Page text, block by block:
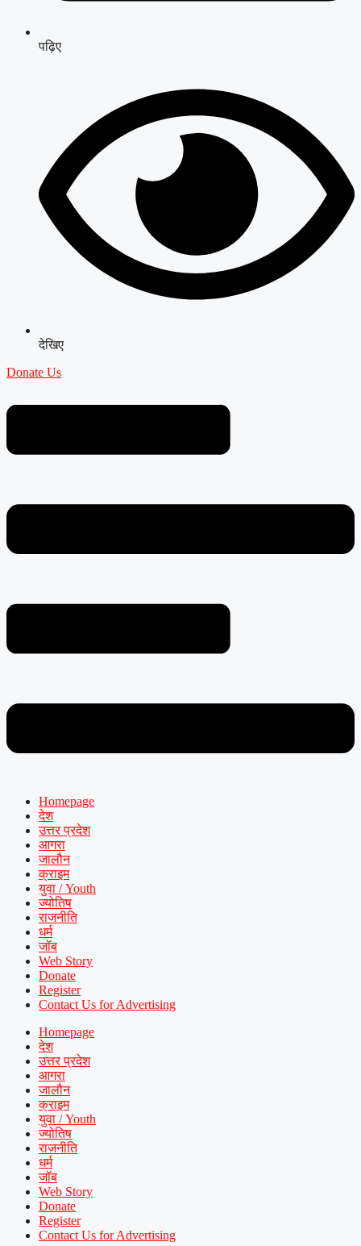
पढ़िए
देखिए
Donate Us
Homepage
देश
उत्तर प्रदेश
आगरा
जालौन
क्राइम
युवा / Youth
ज्योतिष
राजनीति
धर्म
जॉब
Web Story
Donate
Register
Contact Us for Advertising
Homepage
देश
उत्तर प्रदेश
आगरा
जालौन
क्राइम
युवा / Youth
ज्योतिष
राजनीति
धर्म
जॉब
Web Story
Donate
Register
Contact Us for Advertising